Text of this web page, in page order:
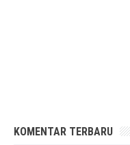
KOMENTAR TERBARU